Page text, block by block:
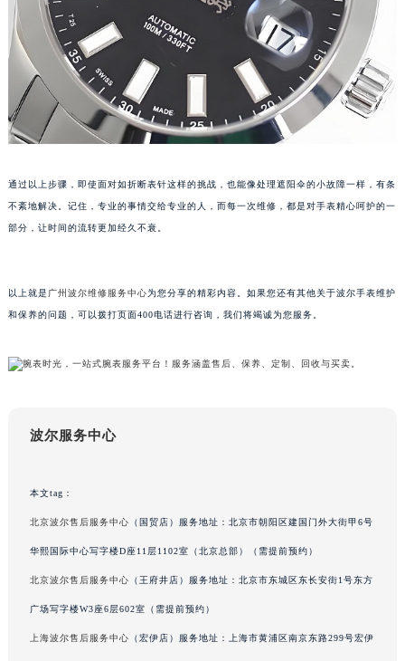
黑龙江省七台河市桃山区大同街波尔售后服务中心（需提前预约）
黑龙江省齐齐哈尔市龙沙区龙华路波尔售后服务中心（需提前预约）
黑龙江省双鸭山市尖山区新兴大街波尔售后服务中心（需提前预约）
吉林省白山市浑江区浑江大街波尔售后服务中心（需提前预约）
吉林省梅河口市新华街道梅河大街波尔售后服务中心（需提前预约）
辽宁省抚顺市新抚区东一路波尔售后服务中心（需提前预约）
辽宁省阜新市海州区解放大街波尔售后服务中心（需提前预约）
辽宁省葫芦岛市连山区中央路波尔售后服务中心（需提前预约）
辽宁省锦州市古塔区中央大街波尔售后服务中心（需提前预约）
通过以上步骤，即使面对如折断表针这样的挑战，也能像处理遮阳伞的小故障一样，有条
不紊地解决。记住，专业的事情交给专业的人，而每一次维修，都是对手表精心呵护的一
部分，让时间的流转更加经久不衰。
以上就是 广州波尔维修服务中心为您分享的精彩内容。如果您还有其他关于波尔手表维护
和保养的问题，可以拨打页面400电话进行咨询，我们将竭诚为您服务。
波尔服务中心
本文tag：
北京波尔售后服务中心 （国贸店）服务地址：北京市朝阳区建国门外大街甲6号
华熙国际中心写字楼D座11层1102室（北京总部）（需提前预约）
北京波尔售后服务中心 （王府井店）服务地址：北京市东城区东长安街1号东方
广场写字楼W3座6层602室（需提前预约）
上海波尔售后服务中心 （宏伊店）服务地址：上海市黄浦区南京东路299号宏伊